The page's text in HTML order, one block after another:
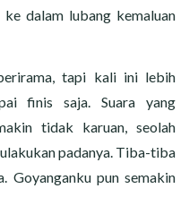
dalam lubang kemaluan
tapi kali ini lebih
finis saja. Suara yang
tidak karuan, seolah
padanya. Tiba-tiba
Goyanganku pun semakin